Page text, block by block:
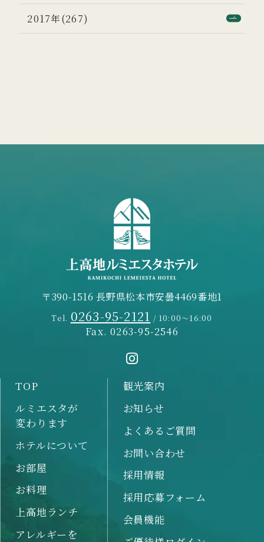
2017年(267)
〒390-1516 長野県松本市安曇4469番地1
Tel. 0263-95-2121 / 10:00～16:00
Fax. 0263-95-2546
TOP
ルミエスタが
変わります
ホテルについて
お部屋
お料理
上高地ランチ
アレルギーを
観光案内
お知らせ
よくあるご質問
お問い合わせ
採用情報
採用応募フォーム
会員機能